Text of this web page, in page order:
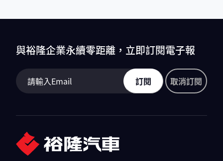
與裕隆企業永續零距離，立即訂閱電子報
訂閱 取消訂閱